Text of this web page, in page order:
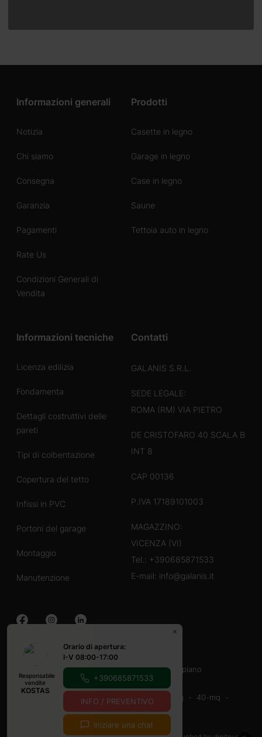
Informazioni generali
Notizia
Chi siamo
Consegna
Garanzia
Pagamenti
Rate Us
Condizioni Generali di
Vendita
Prodotti
Casette in legno
Garage in legno
Case in legno
Saune
Tettoia auto in legno
Informazioni tecniche
Licenza edilizia
Fondamenta
Dettagli costruttivi delle
pareti
Tipi di coibentazione
Copertura del tetto
Infissi in PVC
Portoni del garage
Montaggio
Manutenzione
Contatti
GALANIS S.R.L.
SEDE LEGALE:
ROMA (RM) VIA PIETRO
DE CRISTOFARO 40 SCALA B
INT 8
CAP 00136
P.IVA 17189101003
MAGAZZINO:
VICENZA (VI)
Tel.: +390685871533
E-mail: info@galanis.it
Case in legno
60-80 mq Con veranda
un piano
Casette in legno
20-mq 20-30 mq 30-40 mq
40-mq
Con veranda
Responsabile
vendite
KOSTAS
Orario di apertura:
I-V 08:00-17:00
+390685871533
INFO / PREVENTIVO
Iniziare una chat